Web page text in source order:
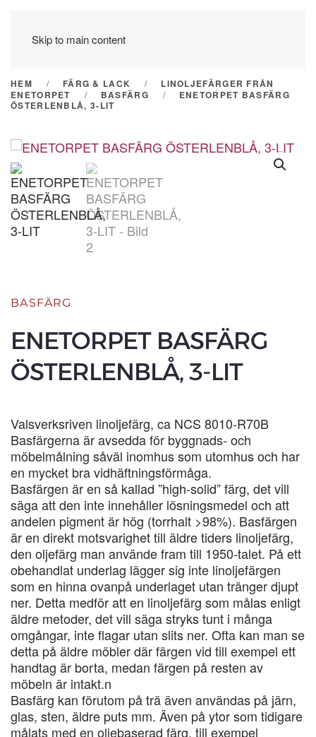
Skip to main content
HEM FÄRG & LACK
LINOLJEFÄRGER FRÅN
ENETORPET
BASFÄRG
ENETORPET BASFÄRG
ÖSTERLENBLÅ, 3-LIT
BASFÄRG
ENETORPET BASFÄRG
ÖSTERLENBLÅ, 3-LIT
Valsverksriven linoljefärg, ca NCS 8010-R70B
Basfärgerna är avsedda för byggnads- och
möbelmålning såväl inomhus som utomhus och har
en mycket bra vidhäftningsförmåga.
Basfärgen är en så kallad ”high-solid” färg, det vill
säga att den inte innehåller lösningsmedel och att
andelen pigment är hög (torrhalt >98%). Basfärgen
är en direkt motsvarighet till äldre tiders linoljefärg,
den oljefärg man använde fram till 1950-talet. På ett
obehandlat underlag lägger sig inte linoljefärgen
som en hinna ovanpå underlaget utan tränger djupt
ner. Detta medför att en linoljefärg som målas enligt
äldre metoder, det vill säga stryks tunt i många
omgångar, inte flagar utan slits ner. Ofta kan man se
detta på äldre möbler där färgen vid till exempel ett
handtag är borta, medan färgen på resten av
möbeln är intakt.n
Basfärg kan förutom på trä även användas på järn,
glas, sten, äldre puts mm. Även på ytor som tidigare
målats med en oljebaserad färg, till exempel